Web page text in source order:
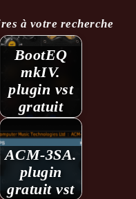
à votre recherche
BootEQ
mkIV.
plugin vst
gratuit
ACM-3SA.
plugin
gratuit vst